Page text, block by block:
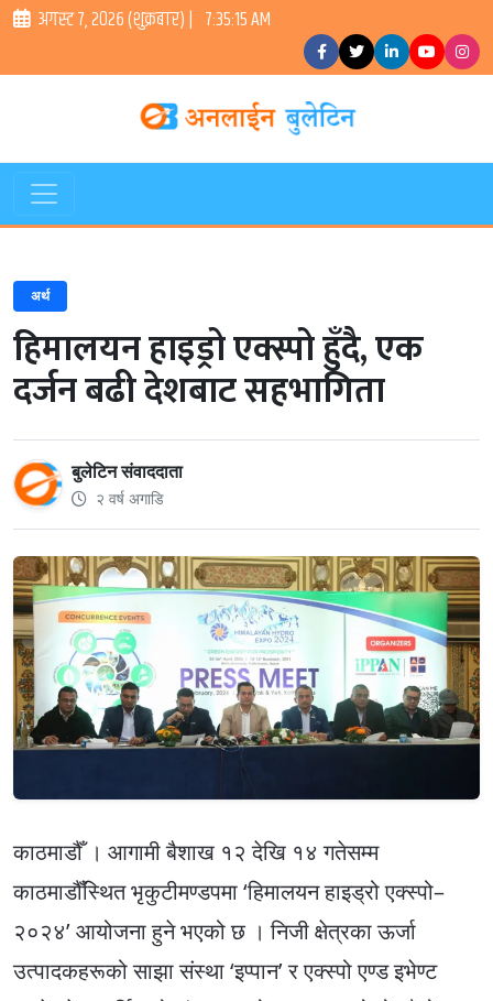
अगस्ट ७, २०२६ (शुक्रबार) | 7:35:15 AM
अर्थ
हिमालयन हाइड्रो एक्स्पो हुँदै, एक
दर्जन बढी देशबाट सहभागिता
बुलेटिन संवाददाता
२ वर्ष अगाडि
काठमाडौँ । आगामी बैशाख १२ देखि १४ गतेसम्म
काठमाडौँस्थित भृकुटीमण्डपमा ‘हिमालयन हाइड्रो एक्स्पो–
२०२४’ आयोजना हुने भएको छ । निजी क्षेत्रका ऊर्जा
उत्पादकहरूको साझा संस्था ‘इप्पान’ र एक्स्पो एण्ड इभेण्ट